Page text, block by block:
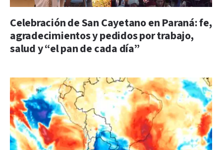
Celebración de San Cayetano en Paraná: fe,
agradecimientos y pedidos por trabajo,
salud y “el pan de cada día”